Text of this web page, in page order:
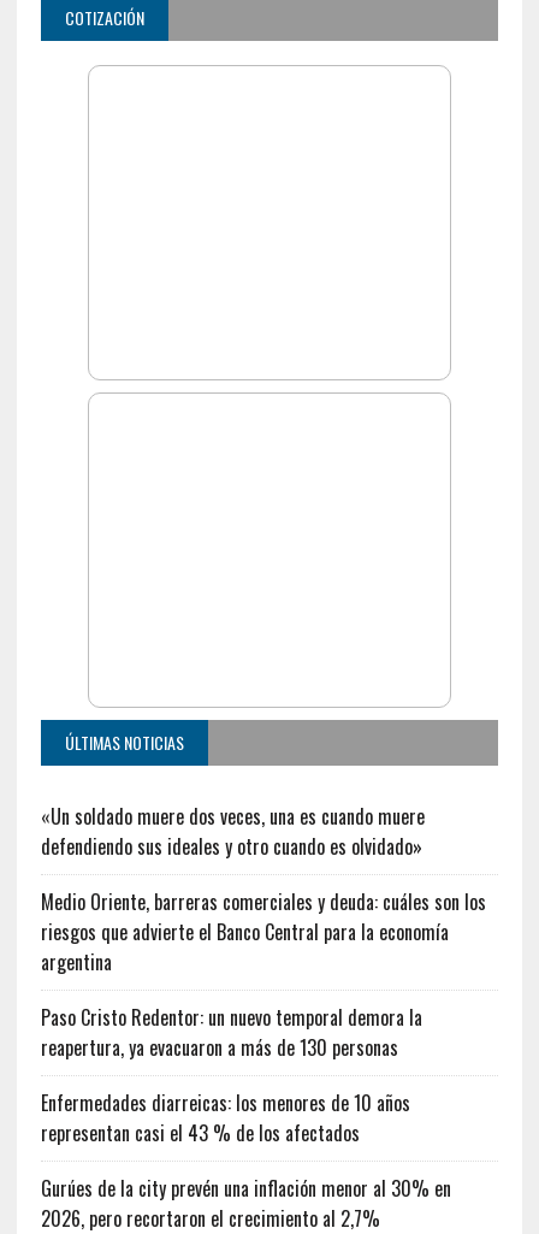
COTIZACIÓN
ÚLTIMAS NOTICIAS
«Un soldado muere dos veces, una es cuando muere
defendiendo sus ideales y otro cuando es olvidado»
Medio Oriente, barreras comerciales y deuda: cuáles son los
riesgos que advierte el Banco Central para la economía
argentina
Paso Cristo Redentor: un nuevo temporal demora la
reapertura, ya evacuaron a más de 130 personas
Enfermedades diarreicas: los menores de 10 años
representan casi el 43 % de los afectados
Gurúes de la city prevén una inflación menor al 30% en
2026, pero recortaron el crecimiento al 2,7%